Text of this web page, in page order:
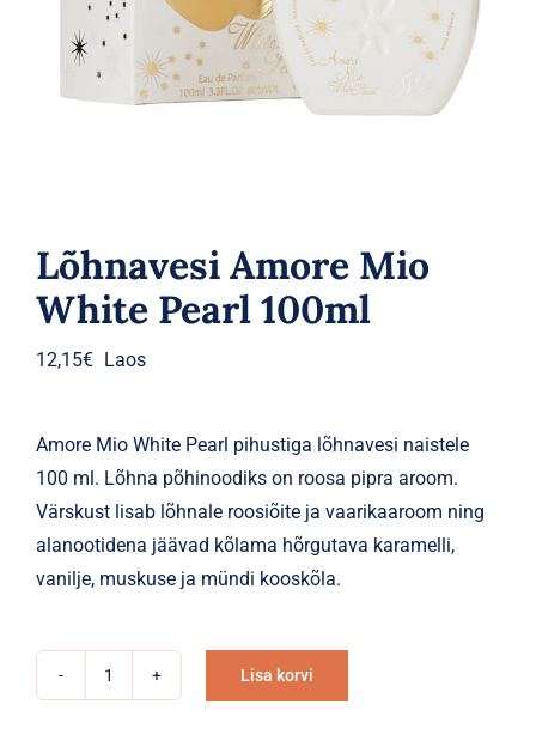
Parfüümid
Kaubamärgid
Lõhnavesi Amore Mio
White Pearl 100ml
12,15€ Laos
Amore Mio White Pearl pihustiga lõhnavesi naistele
100 ml. Lõhna põhinoodiks on roosa pipra aroom.
Värskust lisab lõhnale roosiõite ja vaarikaaroom ning
alanootidena jäävad kõlama hõrgutava karamelli,
vanilje, muskuse ja mündi kooskõla.
Lisa korvi
Alternative: